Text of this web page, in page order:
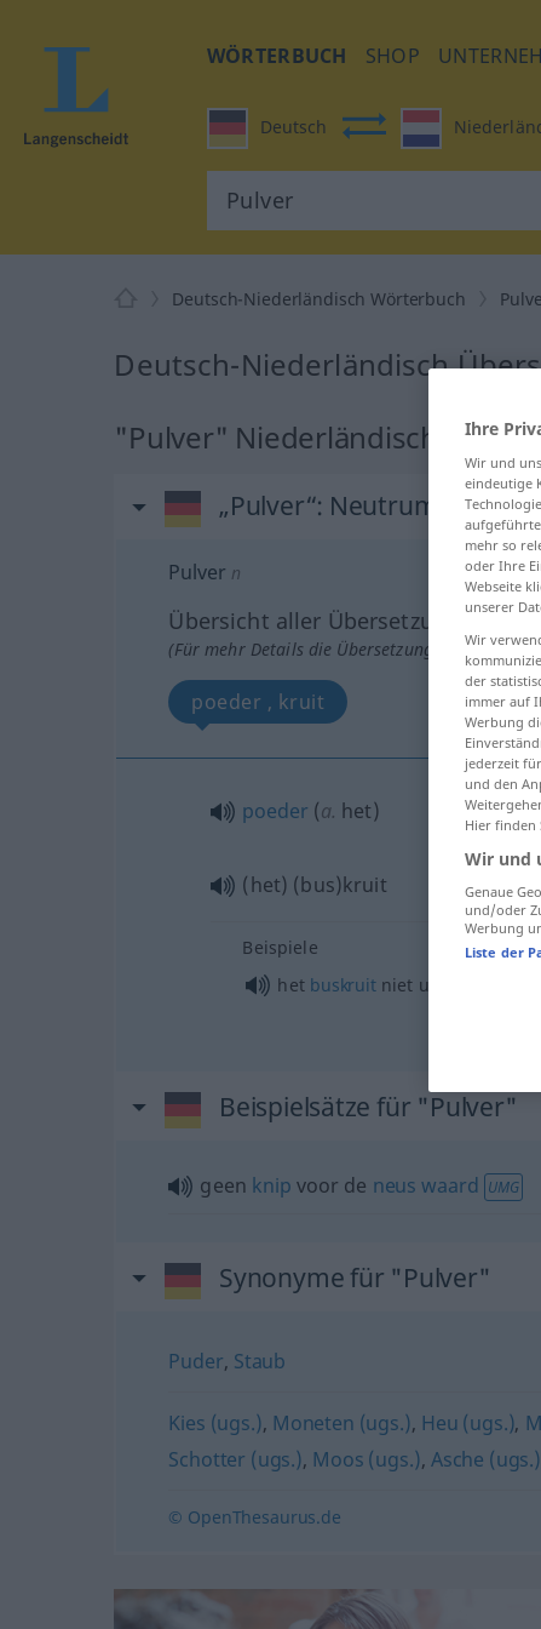
WÖRTERBUCH SHOP
Deutsch
Deutsch-Niederländisch Wörterbuch
Deutsch-Niederländisch
"Pulver" Niederländisch
„Pulver“: Neutrum, sächlich
Pulver n
Übersicht aller Übersetzungen
(Für mehr Details die Übersetzung anklicken/
poeder , kruit
poeder (a. het)
(het) (bus)kruit
Beispiele
het buskruitniet uitgevonden
Beispielsätze für "Pulver"
geen knip voor de neus waard UMG
Synonyme für "Pulver"
Puder, Staub
Kies (ugs.), Moneten (ugs.), Heu (ugs.),
Schotter (ugs.), Moos (ugs.), Asche (ugs.)
© OpenThesaurus.de
Ihre
Wir und
eindeutige
mehr so
oder Ihre
Webseite
unserer
Wir
der
immer auf
Werbung
jederzeit
und den
Hier finden
Wir und
Genaue
und/oder
Werbung
Liste der